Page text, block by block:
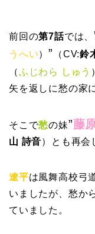
前回の第7話では、
うへい） ” （CV:鈴
（ふじわら しゅう
矢を返しに愁の家
そこで愁の妹”藤
山 詩音）とも再会
遼平は風舞高校弓
いましたが、愁か
ていました。